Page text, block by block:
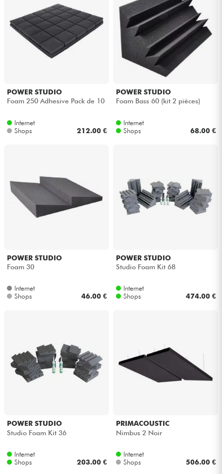
POWER STUDIO
Foam 250 Adhesive Pack de 10
Internet
Shops
212.00 €
POWER STUDIO
Foam Bass 60 (kit 2 pièces)
Internet
Shops
68.00 €
POWER STUDIO
Foam 30
Internet
Shops
46.00 €
POWER STUDIO
Studio Foam Kit 68
Internet
Shops
474.00 €
POWER STUDIO
Studio Foam Kit 36
Internet
Shops
203.00 €
PRIMACOUSTIC
Nimbus 2 Noir
Internet
Shops
506.00 €